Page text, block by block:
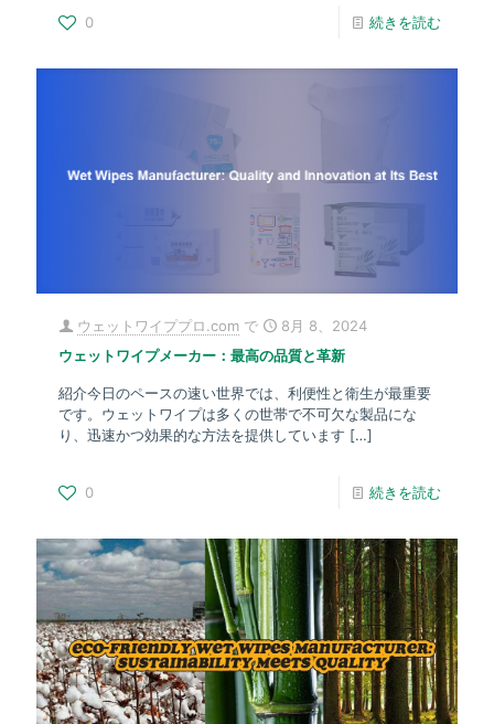
0 続きを読む
ウェットワイププロ.com で
8月 8、2024
ウェットワイプメーカー：最高の品質と革新
紹介今日のペースの速い世界では、利便性と衛生が最重要
です。ウェットワイプは多くの世帯で不可欠な製品にな
り、迅速かつ効果的な方法を提供しています […]
0 続きを読む